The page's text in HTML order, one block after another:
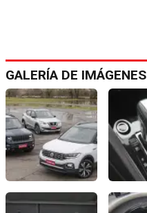
GALERÍA DE IMÁGENES